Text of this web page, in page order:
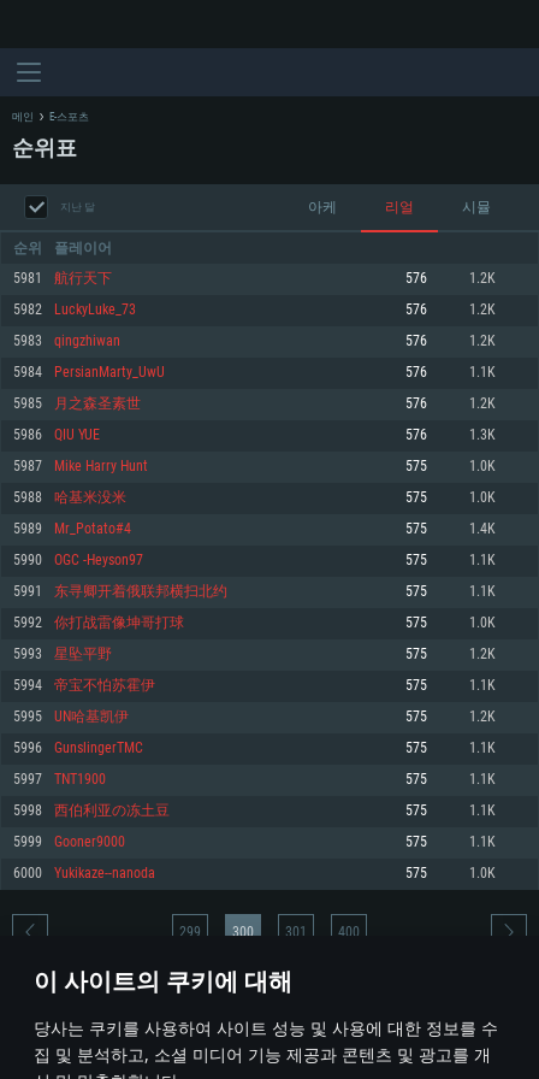
이 사이트의 쿠키에 대해
당사는 쿠키를 사용하여 사이트 성능 및 사용에 대한 정보를 수
집 및 분석하고, 소셜 미디어 기능 제공과 콘텐츠 및 광고를 개
최소사양
운영체제: Windows 10 (64 bit)
프로세서: 2.2 GHz 듀얼코어 이상
메모리: 4GB
그래픽 카드: DirectX 11 이상을 지원하는 AMD Radeon 77XX / NVIDIA
GeForce GT 660. 최소 사양 해상도: 720p
네트워크: 브로드밴드 인터넷
여유 저장 공간: 22.1 GB (최소 클라이언트)
권장 사양
570 혹은 그 이상
여유 저장 공간: 62.2 GB (전체 클라이언트)
최소사양
운영체제: Mac OS Big Sur 11.0
프로세서: 최소 2.2 GHz의 Core i5 (Intel Xeon 은 지원하지 않습니다)
메모리: 6 GB
그래픽 카드: Metal 을 지원하는 Intel Iris Pro 5200 (Mac), 혹은 이와 비슷한 성
능을 가지는 Mac 버전의 AMD/Nvidia. 최소 해상도: 720p
네트워크: 브로드밴드 인터넷
여유 저장 공간: 22.1 GB (최소 클라이언트)
권장 사양
네트워크: 브로드밴드 인터넷
여유 저장 공간: 62.2 GB (전체 클라이언트)
최소사양
운영체제: 64bit Linux 중 최신 버전
프로세서: 2.4 GHz 듀얼코어
메모리: 4 GB
그래픽 카드: Vulkan 을 지원하고, 최신 그래픽 드라이버를 지원하는 NVIDIA
660 (6개월 미만) 혹은 그와 동급의 성능을 가지며 최신 그래픽 드라이버를 지
원하는 AMD (6개월 미만; 최소사양 지원 해상도 720p)
네트워크: 브로드밴드 인터넷
여유 저장 공간: 22.1 GB (최소 클라이언트)
권장 사양
운영체제: Ubuntu 20.04 64bit
프로세서: Intel Core i7
메모리: 16 GB
그래픽 카드: Vulkan 을 지원하고, 최신 그래픽 드라이버를 지원하는 NVIDIA
1060 (6개월 미만) 혹은 그와 동급의 성능을 가지며 최신 그래픽 드라이버를
지원하는 AMD RX 570 (6개월 미만; 최소사양 지원 해상도 720p) 이상
여유 저장 공간: 62.2 GB (전체 클라이언트)
메인 E-스포츠
순위표
지난 달 아케 리얼 시뮬
순위 플레이어
5981 航行天下 576 1.2K
5982 LuckyLuke_73 576 1.2K
5983 qingzhiwan 576 1.2K
5984 PersianMarty_UwU 576 1.1K
5985 月之森圣素世 576 1.2K
5986 QIU YUE 576 1.3K
5987 Mike Harry Hunt 575 1.0K
5988 哈基米没米 575 1.0K
5989 Mr_Potato#4 575 1.4K
5990 OGC -Heyson97 575 1.1K
5991 东寻卿开着俄联邦横扫北约 575 1.1K
5992 你打战雷像坤哥打球 575 1.0K
5993 星坠平野 575 1.2K
5994 帝宝不怕苏霍伊 575 1.1K
5995 UN哈基凯伊 575 1.2K
5996 GunslingerTMC 575 1.1K
5997 TNT1900 575 1.1K
5998 西伯利亚の冻土豆 575 1.1K
5999 Gooner9000 575 1.1K
6000 Yukikaze--nanoda 575 1.0K
* 순위표는 매일 1회 갱신됩니다
299 300 301 400